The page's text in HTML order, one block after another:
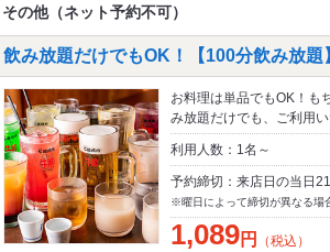
その他（ネット予約不可）
飲み放題だけでもOK！【100分飲み放
お料理は単品でもOK！も
み放題だけでも、ご利用
利用人数：1名～
予約締切：来店日の当日
※曜日によって締切が異なる場
1,089円 （税込）